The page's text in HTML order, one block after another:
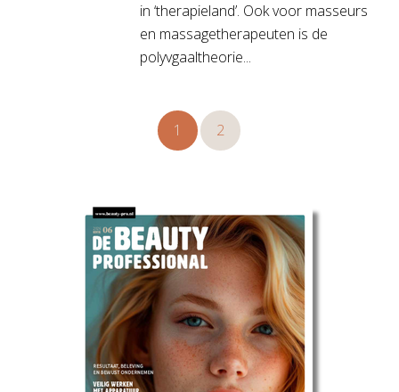
in ‘therapieland’. Ook voor masseurs
en massagetherapeuten is de
polyvgaaltheorie...
1 2